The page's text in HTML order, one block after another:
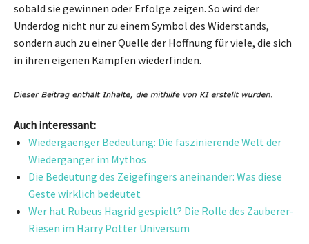
sobald sie gewinnen oder Erfolge zeigen. So wird der
Underdog nicht nur zu einem Symbol des Widerstands,
sondern auch zu einer Quelle der Hoffnung für viele, die sich
in ihren eigenen Kämpfen wiederfinden.
Auch interessant:
Wiedergaenger Bedeutung: Die faszinierende Welt der
Wiedergänger im Mythos
Die Bedeutung des Zeigefingers aneinander: Was diese
Geste wirklich bedeutet
Wer hat Rubeus Hagrid gespielt? Die Rolle des Zauberer-
Riesen im Harry Potter Universum